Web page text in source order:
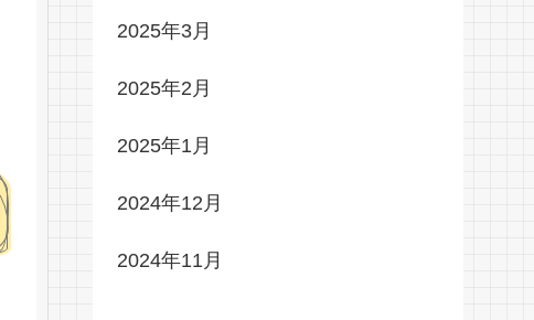
2025年3月
2025年2月
2025年1月
2024年12月
2024年11月